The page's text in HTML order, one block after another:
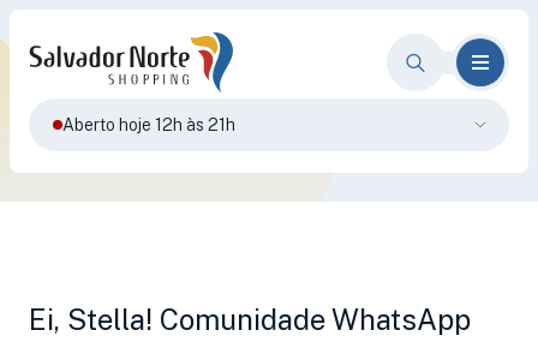
Aberto hoje 12h às 21h
Ei, Stella! Comunidade WhatsApp